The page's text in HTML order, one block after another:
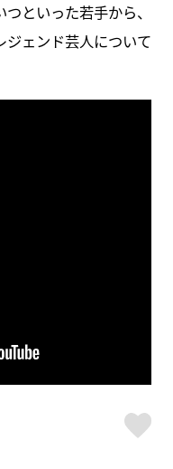
といった若手から、
ジェンド芸人について